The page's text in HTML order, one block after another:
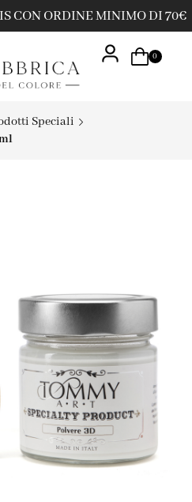
CON ORDINE MINIMO DI 70€
0
Speciali